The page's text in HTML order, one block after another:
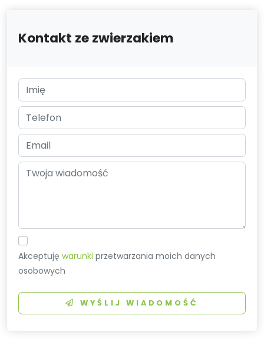
Kontakt ze zwierzakiem
Akceptujęwarunki przetwarzania moich danych
osobowych
WYŚLIJ WIADOMOŚĆ